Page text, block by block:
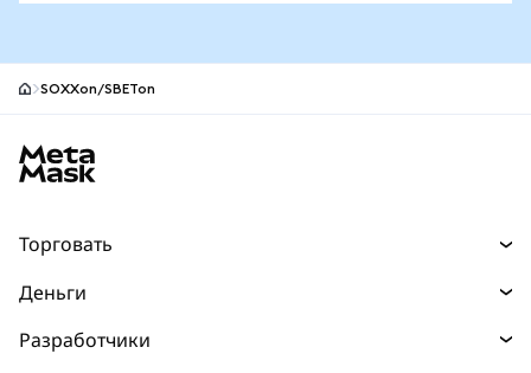
SOXXon/SBETon
Торговать
Прогнозы
Деньги
Разработчики